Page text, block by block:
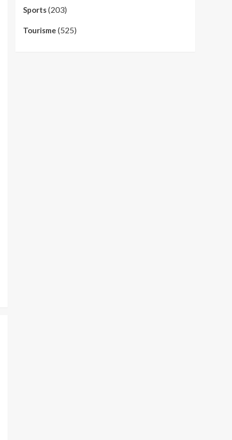
Sports(203)
Tourisme (525)